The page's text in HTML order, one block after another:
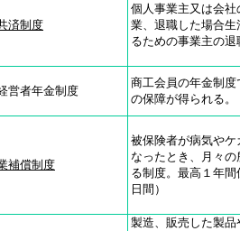
済制度
個人事業主又は会社
業、退職した場合生
るための事業主の退
営者年金制度
商工会員の年金制度
の保障が得られる。
補償制度
被保険者が病気やケ
なったとき、月々の
る制度。最高１年
日間）
製造、販売した製品